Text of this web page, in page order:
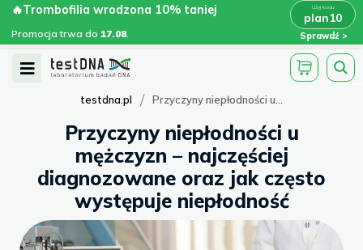
Skip
content
🔥Trombofilia wrodzona 10% taniej
Promocja trwa do 17.08.
plan10
Sprawdź
🔥Trombofilia wrodzona 10% taniej
plan10 x
Open
testdna.pl / Przyczyny niepłodności u...
Przyczyny niepłodności u
mężczyzn – najczęściej
diagnozowane oraz jak często
występuje niepłodność